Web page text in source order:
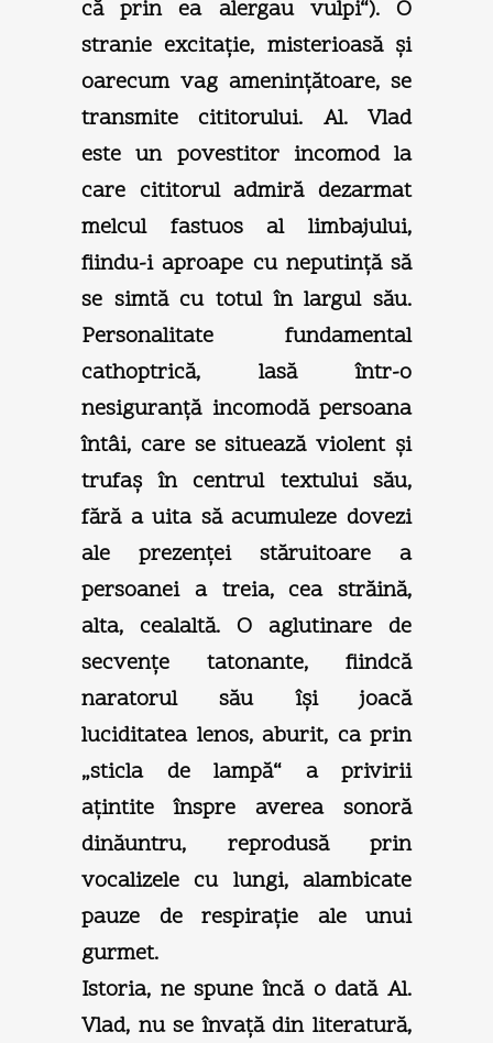
că prin ea alergau vulpi“). O
stranie excitaţie, misterioasă şi
oarecum vag ameninţătoare, se
transmite cititorului. Al. Vlad
este un povestitor incomod la
care cititorul admiră dezarmat
melcul fastuos al limbajului,
fiindu-i aproape cu neputinţă să
se simtă cu totul în largul său.
Personalitate fundamental
cathoptrică, lasă într-o
nesiguranţă incomodă persoana
întâi, care se situează violent şi
trufaş în centrul textului său,
fără a uita să acumuleze dovezi
ale prezenţei stăruitoare a
persoanei a treia, cea străină,
alta, cealaltă. O aglutinare de
secvenţe tatonante, fiindcă
naratorul său îşi joacă
luciditatea lenos, aburit, ca prin
„sticla de lampă“ a privirii
aţintite înspre averea sonoră
dinăuntru, reprodusă prin
vocalizele cu lungi, alambicate
pauze de respiraţie ale unui
gurmet.
Istoria, ne spune încă o dată Al.
Vlad, nu se învaţă din literatură,